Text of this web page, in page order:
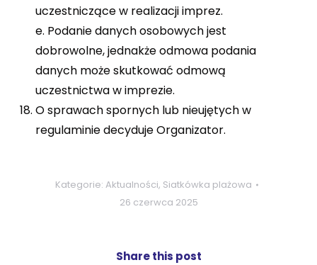
uczestniczące w realizacji imprez.
e. Podanie danych osobowych jest
dobrowolne, jednakże odmowa podania
danych może skutkować odmową
uczestnictwa w imprezie.
O sprawach spornych lub nieujętych w
regulaminie decyduje Organizator.
Kategorie: Aktualności, Siatkówka plażowa
26 czerwca 2025
Share this post